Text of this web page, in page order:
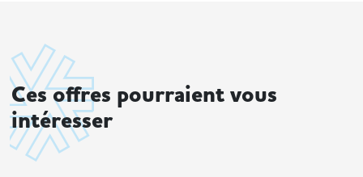
Ces offres pourraient vous
intéresser